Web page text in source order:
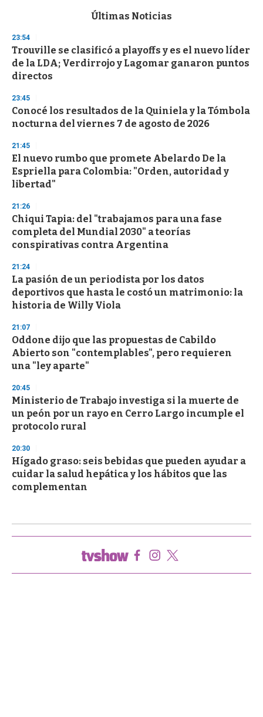
d
s
o
f
3
s
e
c
o
d
s
Últimas Noticias
23:54
Trouville se clasificó a playoffs y es el nuevo líder
de la LDA; Verdirrojo y Lagomar ganaron puntos
directos
23:45
Conocé los resultados de la Quiniela y la Tómbola
nocturna del viernes 7 de agosto de 2026
21:45
El nuevo rumbo que promete Abelardo De la
Espriella para Colombia: "Orden, autoridad y
libertad"
21:26
Chiqui Tapia: del "trabajamos para una fase
completa del Mundial 2030" a teorías
conspirativas contra Argentina
21:24
La pasión de un periodista por los datos
deportivos que hasta le costó un matrimonio: la
historia de Willy Viola
21:07
Oddone dijo que las propuestas de Cabildo
Abierto son "contemplables", pero requieren
una "ley aparte"
20:45
Ministerio de Trabajo investiga si la muerte de
un peón por un rayo en Cerro Largo incumple el
protocolo rural
20:30
Hígado graso: seis bebidas que pueden ayudar a
cuidar la salud hepática y los hábitos que las
complementan